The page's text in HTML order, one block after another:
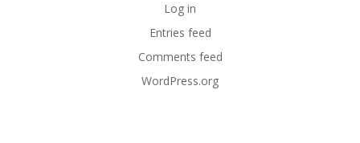
Log in
Entries feed
Comments feed
WordPress.org